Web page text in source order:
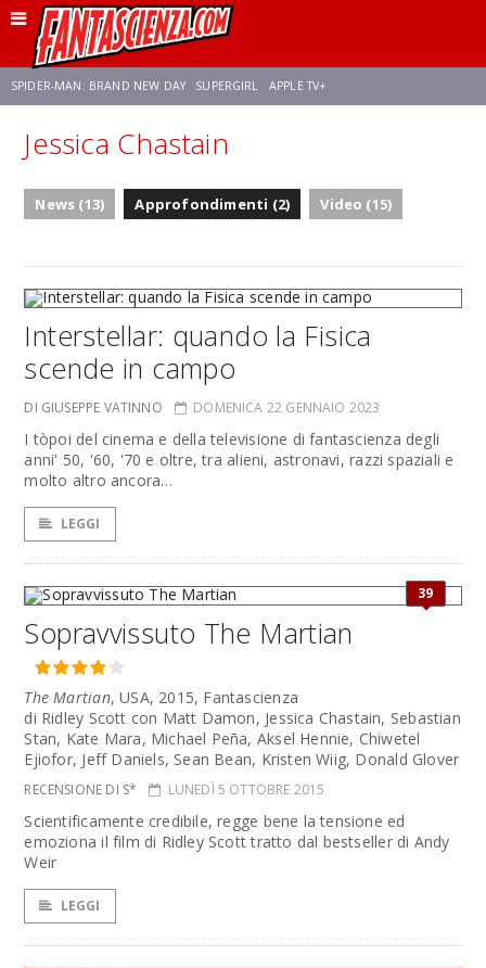
SPIDER-MAN: BRAND NEW DAY SUPERGIRL APPLE TV+
FRANCO RICCIARDIELLO ZENDAYA STAR TREK
Jessica Chastain
News (13) Approfondimenti (2) Video (15)
Interstellar: quando la Fisica
scende in campo
DI GIUSEPPE VATINNO DOMENICA 22 GENNAIO 2023
I tòpoi del cinema e della televisione di fantascienza degli
anni' 50, '60, '70 e oltre, tra alieni, astronavi, razzi spaziali e
molto altro ancora…
LEGGI
39
Sopravvissuto The Martian
The Martian, USA, 2015, Fantascienza
di Ridley Scott con Matt Damon, Jessica Chastain, Sebastian
Stan, Kate Mara, Michael Peña, Aksel Hennie, Chiwetel
Ejiofor, Jeff Daniels, Sean Bean, Kristen Wiig, Donald Glover
RECENSIONE DI S* LUNEDÌ 5 OTTOBRE 2015
Scientificamente credibile, regge bene la tensione ed
emoziona il film di Ridley Scott tratto dal bestseller di Andy
Weir
LEGGI